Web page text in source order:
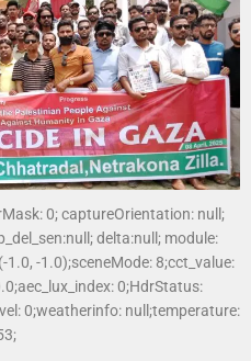
0; captureOrientation: null;
delta:null; module:
-1.0);sceneMode: 8;cct_value:
0;HdrStatus:
0;weatherinfo: null;temperature: